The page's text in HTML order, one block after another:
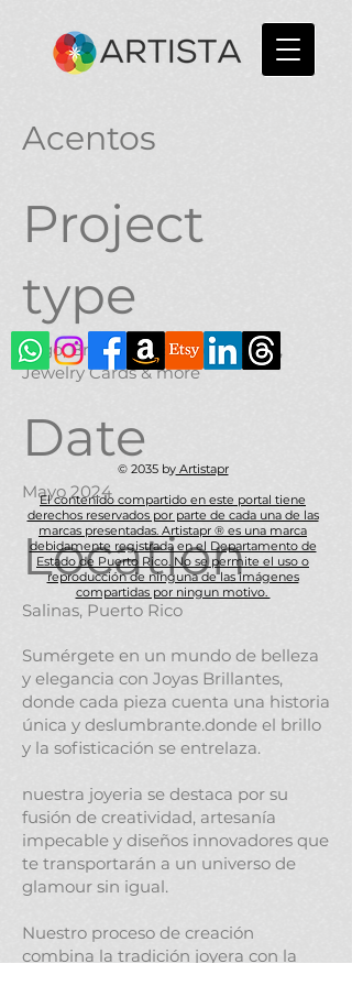
Acentos
Project
type
Logo, Brand Kit, Business Cards,
Jewelry Cards & more
Date
Mayo 2024
Location
Salinas, Puerto Rico
Sumérgete en un mundo de belleza
y elegancia con Joyas Brillantes,
donde cada pieza cuenta una historia
única y deslumbrante.donde el brillo
y la sofisticación se entrelaza.
nuestra joyeria se destaca por su
fusión de creatividad, artesanía
impecable y diseños innovadores que
te transportarán a un universo de
glamour sin igual.
Nuestro proceso de creación
combina la tradición joyera con la
© 2035 byArtistapr
El contenido compartido en este portal tiene
derechos reservados por parte de cada una de las
marcas presentadas. Artistapr ® es una marca
debidamente registrada en el Departamento de
Estado de Puerto Rico. No se permite el uso o
reproducción de ninguna de las imágenes
compartidas por ningun motivo.